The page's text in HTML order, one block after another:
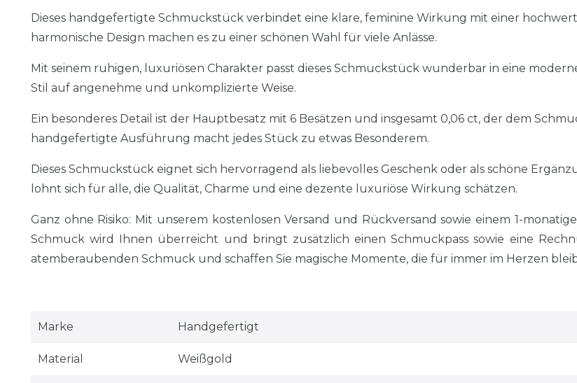
Dieses handgefertigte Schmuckstück verbindet eine klare, feminine Wirkung mit einer
harmonische Design machen es zu einer schönen Wahl für viele Anlässe.
Mit seinem ruhigen, luxuriösen Charakter passt dieses Schmuckstück wunderbar in eine
Stil auf angenehme und unkomplizierte Weise.
Ein besonderes Detail ist der Hauptbesatz mit 6 Besätzen und insgesamt 0,06 ct, der dem
handgefertigte Ausführung macht jedes Stück zu etwas Besonderem.
Dieses Schmuckstück eignet sich hervorragend als liebevolles Geschenk oder als schöne
lohnt sich für alle, die Qualität, Charme und eine dezente luxuriöse Wirkung schätzen.
Ganz ohne Risiko: Mit unserem kostenlosen Versand und Rückversand sowie einem 1-
Schmuck wird Ihnen überreicht und bringt zusätzlich einen Schmuckpass sowie eine
atemberaubenden Schmuck und schaffen Sie magische Momente, die für immer im Herzen
Marke Handgefertigt
Material Weißgold